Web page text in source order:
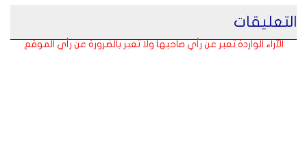
التعليقات
الآراء الواردة تعبر عن رأي صاحبها ولا تعبر بالضرورة عن رأي الموقع